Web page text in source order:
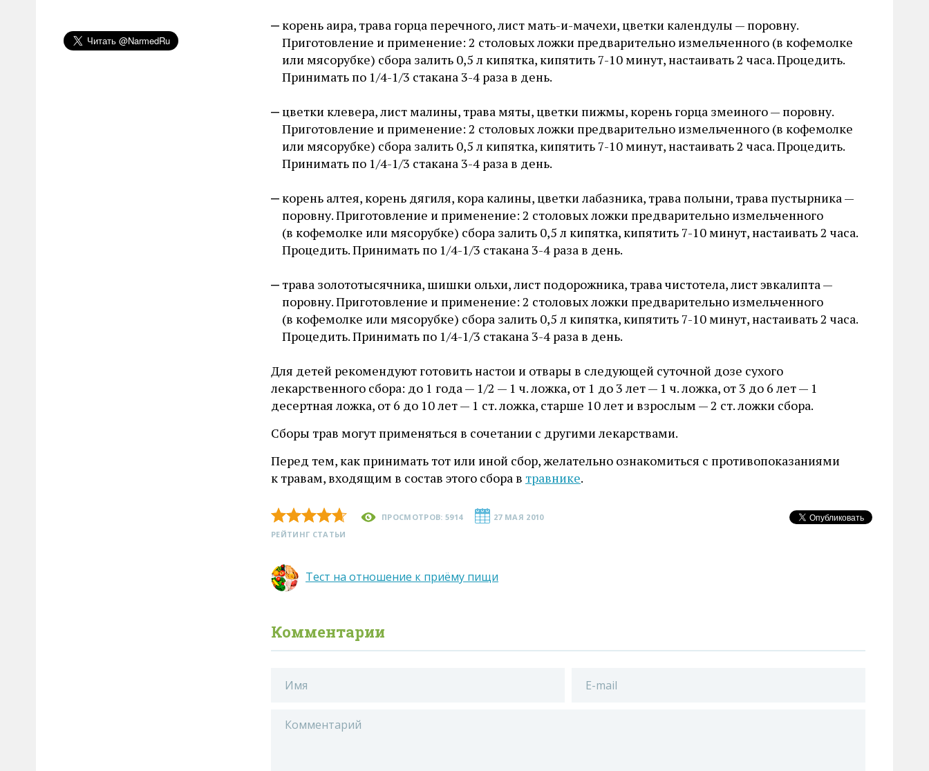
корень аира, трава горца перечного, лист мать-и-мачехи, цветки календулы — поровну.
Приготовление и применение: 2 столовых ложки предварительно измельченного (в кофемолке
или мясорубке) сбора залить 0,5 л кипятка, кипятить 7-10 минут, настаивать 2 часа. Процедить.
Принимать по 1/4-1/3 стакана 3-4 раза в день.
цветки клевера, лист малины, трава мяты, цветки пижмы, корень горца змеиного — поровну.
Приготовление и применение: 2 столовых ложки предварительно измельченного (в кофемолке
или мясорубке) сбора залить 0,5 л кипятка, кипятить 7-10 минут, настаивать 2 часа. Процедить.
Принимать по 1/4-1/3 стакана 3-4 раза в день.
корень алтея, корень дягиля, кора калины, цветки лабазника, трава полыни, трава пустырника —
поровну. Приготовление и применение: 2 столовых ложки предварительно измельченного
(в кофемолке или мясорубке) сбора залить 0,5 л кипятка, кипятить 7-10 минут, настаивать 2 часа.
Процедить. Принимать по 1/4-1/3 стакана 3-4 раза в день.
трава золототысячника, шишки ольхи, лист подорожника, трава чистотела, лист эвкалипта —
поровну. Приготовление и применение: 2 столовых ложки предварительно измельченного
(в кофемолке или мясорубке) сбора залить 0,5 л кипятка, кипятить 7-10 минут, настаивать 2 часа.
Процедить. Принимать по 1/4-1/3 стакана 3-4 раза в день.
Для детей рекомендуют готовить настои и отвары в следующей суточной дозе сухого
лекарственного сбора: до 1 года — 1/2 — 1 ч. ложка, от 1 до 3 лет — 1 ч. ложка, от 3 до 6 лет — 1
десертная ложка, от 6 до 10 лет — 1 ст. ложка, старше 10 лет и взрослым — 2 ст. ложки сбора.
Сборы трав могут применяться в сочетании с другими лекарствами.
Перед тем, как принимать тот или иной сбор, желательно ознакомиться с противопоказаниями
к травам, входящим в состав этого сбора в травнике.
РЕЙТИНГ СТАТЬИ
ПРОСМОТРОВ: 5914 27 МАЯ 2010
Тест на отношение к приёму пищи
Комментарии